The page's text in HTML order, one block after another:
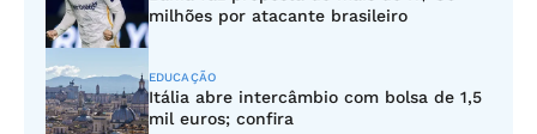
milhões por atacante brasileiro
EDUCAÇÃO
Itália abre intercâmbio com bolsa de 1,5
mil euros; confira